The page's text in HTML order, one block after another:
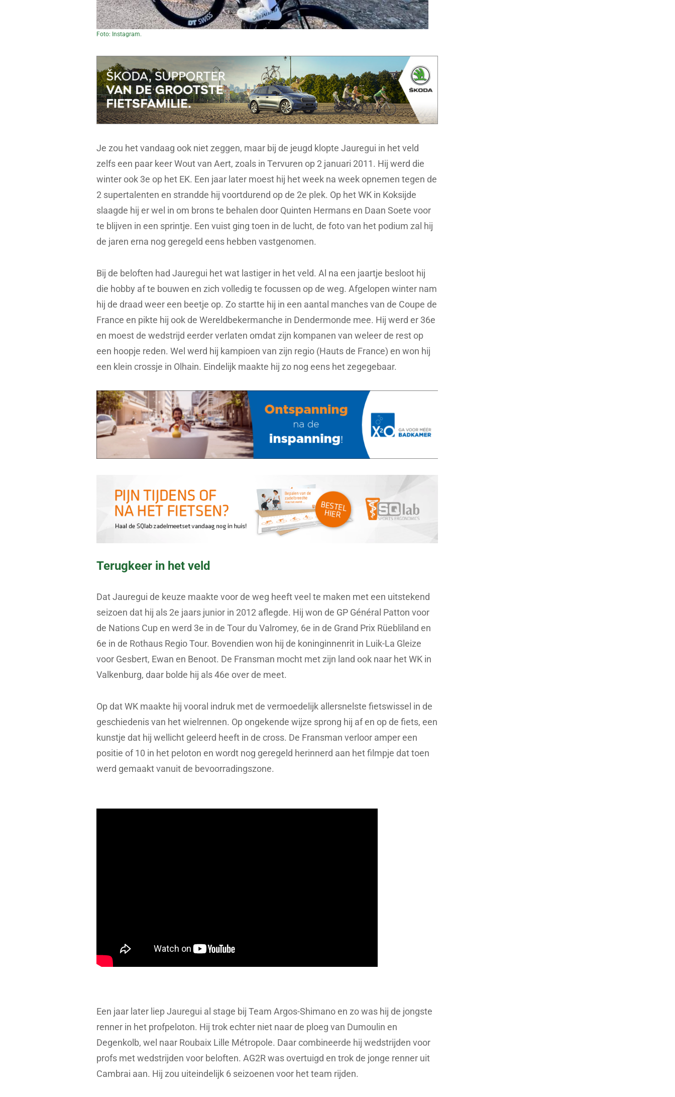
Foto: Instagram.
Je zou het vandaag ook niet zeggen, maar bij de jeugd klopte Jauregui in het veld
zelfs een paar keer Wout van Aert, zoals in Tervuren op 2 januari 2011. Hij werd die
winter ook 3e op het EK. Een jaar later moest hij het week na week opnemen tegen de
2 supertalenten en strandde hij voortdurend op de 2e plek. Op het WK in Koksijde
slaagde hij er wel in om brons te behalen door Quinten Hermans en Daan Soete voor
te blijven in een sprintje. Een vuist ging toen in de lucht, de foto van het podium zal hij
de jaren erna nog geregeld eens hebben vastgenomen.
Bij de beloften had Jauregui het wat lastiger in het veld. Al na een jaartje besloot hij
die hobby af te bouwen en zich volledig te focussen op de weg. Afgelopen winter nam
hij de draad weer een beetje op. Zo startte hij in een aantal manches van de Coupe de
France en pikte hij ook de Wereldbekermanche in Dendermonde mee. Hij werd er 36e
en moest de wedstrijd eerder verlaten omdat zijn kompanen van weleer de rest op
een hoopje reden. Wel werd hij kampioen van zijn regio (Hauts de France) en won hij
een klein crossje in Olhain. Eindelijk maakte hij zo nog eens het zegegebaar.
Terugkeer in het veld
Dat Jauregui de keuze maakte voor de weg heeft veel te maken met een uitstekend
seizoen dat hij als 2e jaars junior in 2012 aflegde. Hij won de GP Général Patton voor
de Nations Cup en werd 3e in de Tour du Valromey, 6e in de Grand Prix Rüebliland en
6e in de Rothaus Regio Tour. Bovendien won hij de koninginnenrit in Luik-La Gleize
voor Gesbert, Ewan en Benoot. De Fransman mocht met zijn land ook naar het WK in
Valkenburg, daar bolde hij als 46e over de meet.
Op dat WK maakte hij vooral indruk met de vermoedelijk allersnelste fietswissel in de
geschiedenis van het wielrennen. Op ongekende wijze sprong hij af en op de fiets, een
kunstje dat hij wellicht geleerd heeft in de cross. De Fransman verloor amper een
positie of 10 in het peloton en wordt nog geregeld herinnerd aan het filmpje dat toen
werd gemaakt vanuit de bevoorradingszone.
Een jaar later liep Jauregui al stage bij Team Argos-Shimano en zo was hij de jongste
renner in het profpeloton. Hij trok echter niet naar de ploeg van Dumoulin en
Degenkolb, wel naar Roubaix Lille Métropole. Daar combineerde hij wedstrijden voor
profs met wedstrijden voor beloften. AG2R was overtuigd en trok de jonge renner uit
Cambrai aan. Hij zou uiteindelijk 6 seizoenen voor het team rijden.